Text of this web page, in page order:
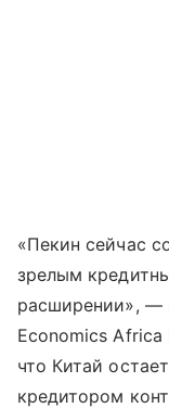
«Пекин сейчас
зрелым
расширении», —
Economics Africa
что Китай
кредитором